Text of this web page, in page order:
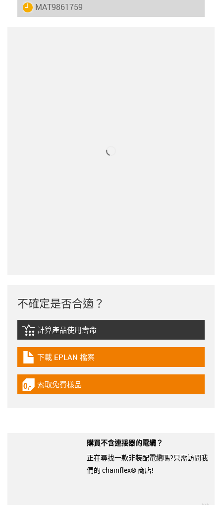
igus-icon-lieferzeit
MAT9861759
不確定是否合適？
igus-icon-lebensdauerrechner
計算產品使用壽命
igus-icon-download-plan
下載 EPLAN 檔案
igus-icon-gratismuster
索取免費樣品
購買不含連接器的電纜？
正在尋找一款非裝配電纜嗎?只需訪問我
們的 chainflex® 商店!